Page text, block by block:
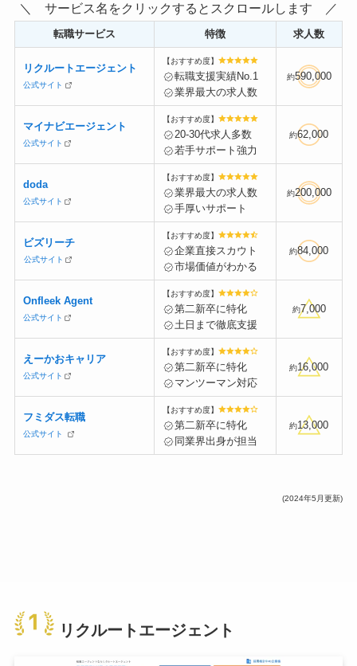
＼ サービス名をクリックするとスクロールします ／
転職サービス 特徴 求人数
リクルートエージェント
公式サイト
【おすすめ度】
転職支援実績No.1
業界最大の求人数
約590,000
マイナビエージェント
公式サイト
【おすすめ度】
20-30代求人多数
若手サポート強力
約62,000
doda
公式サイト
【おすすめ度】
業界最大の求人数
手厚いサポート
約200,000
ビズリーチ
公式サイト
【おすすめ度】
企業直接スカウト
市場価値がわかる
約84,000
Onfleek Agent
公式サイト
【おすすめ度】
第二新卒に特化
土日まで徹底支援
約7,000
えーかおキャリア
公式サイト
【おすすめ度】
第二新卒に特化
マンツーマン対応
約16,000
フミダス転職
公式サイト
【おすすめ度】
第二新卒に特化
同業界出身が担当
約13,000
(2024年5月更新)
リクルートエージェント